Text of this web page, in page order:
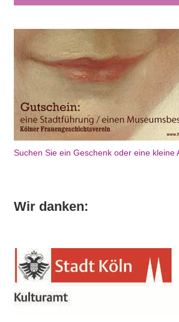
Suchen Sie ein Geschenk oder eine kleine
Wir danken: